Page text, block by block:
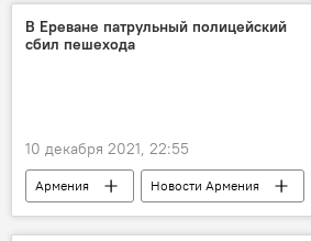
съезд
РПА
В Ереване патрульный полицейский
сбил пешехода
10 декабря 2021, 22:55
Армения
Новости Армения
Общество
Ереван